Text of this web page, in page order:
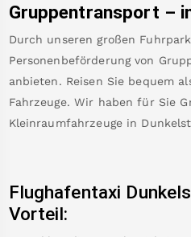
Gruppentransport –
Durch unseren großen
Personenbeförderung von
anbieten. Reisen Sie bequem
Fahrzeuge. Wir haben für Sie
Kleinraumfahrzeuge in
Flughafentaxi
Vorteil: